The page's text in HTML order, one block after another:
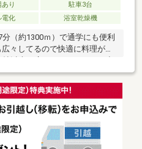
り
駐車3台
電化 浴室乾燥機
（約1300ｍ）で通学にも便利
々してるので快適に料理がで
徒歩約11分（約820ｍ）の場
地所では北九州市小倉南区にあ
す。引っ越しを検討中でした